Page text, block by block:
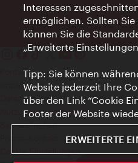
Kontakt
Impressum
Datenschutz
Nutzungsbedingungen
Barrierefreiheit
Cookie Einstellungen
Interessen
ermöglichen. Sollten
können Sie die
„Erweiterte
Tipp: Sie können
Website jederzeit Ihre
über den Link “Cookie
Footer der Website
ERWEITERTE